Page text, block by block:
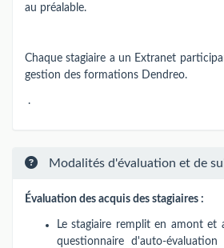
au préalable.
Chaque stagiaire a un Extranet
gestion des formations Dendreo.
.
Modalités d'évaluation et de
Évaluation des acquis des stagiaires :
Le stagiaire remplit en amont et
questionnaire d'auto-évaluation